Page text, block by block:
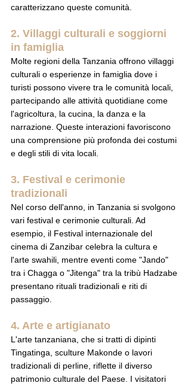
caratterizzano queste comunità.
2. Villaggi culturali e soggiorni
in famiglia
Molte regioni della Tanzania offrono villaggi
culturali o esperienze in famiglia dove i
turisti possono vivere tra le comunità locali,
partecipando alle attività quotidiane come
l'agricoltura, la cucina, la danza e la
narrazione. Queste interazioni favoriscono
una comprensione più profonda dei costumi
e degli stili di vita locali.
3. Festival e cerimonie
tradizionali
Nel corso dell'anno, in Tanzania si svolgono
vari festival e cerimonie culturali. Ad
esempio, il Festival internazionale del
cinema di Zanzibar celebra la cultura e
l'arte swahili, mentre eventi come "Jando"
tra i Chagga o "Jitenga" tra la tribù Hadzabe
presentano rituali tradizionali e riti di
passaggio.
4. Arte e artigianato
L'arte tanzaniana, che si tratti di dipinti
Tingatinga, sculture Makonde o lavori
tradizionali di perline, riflette il diverso
patrimonio culturale del Paese. I visitatori